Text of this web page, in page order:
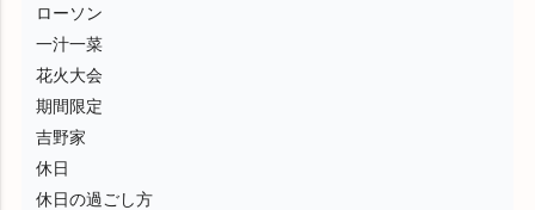
ローソン
一汁一菜
花火大会
期間限定
吉野家
休日
休日の過ごし方